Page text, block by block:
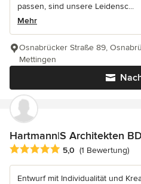
passen, sind unsere Leidensc...
Mehr
Osnabrücker Straße 89,
Mettingen
Hartmann|S Architekten
Durchschnittliche Bewertung: 5
5,0 (1 Bewertung)
Entwurf mit Individualität und